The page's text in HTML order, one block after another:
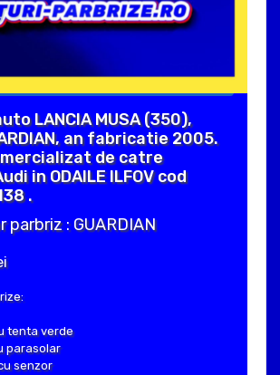
LANCIA MUSA (350),
an fabricatie 2005.
de catre
in ODAILE ILFOV cod
.
parbriz : GUARDIAN
tenta verde
parasolar
senzor